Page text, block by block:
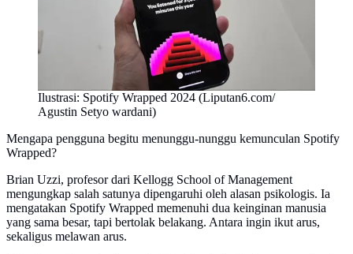
Ilustrasi: Spotify Wrapped 2024 (Liputan6.com/
Agustin Setyo wardani)
Mengapa pengguna begitu menunggu-nunggu kemunculan Spotify
Wrapped?
Brian Uzzi, profesor dari Kellogg School of Management
mengungkap salah satunya dipengaruhi oleh alasan psikologis. Ia
mengatakan Spotify Wrapped memenuhi dua keinginan manusia
yang sama besar, tapi bertolak belakang. Antara ingin ikut arus,
sekaligus melawan arus.